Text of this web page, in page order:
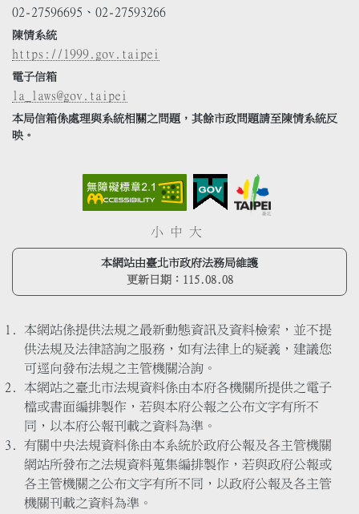
02-27596695、02-27593266
陳情系統
https://1999.gov.taipei
電子信箱
la_laws@gov.taipei
本局信箱係處理與系統相關之問題，其餘市政問題請至陳情系統反
映。
小 中 大
本網站由臺北市政府法務局維護
更新日期： 115.08.08
本網站係提供法規之最新動態資訊及資料檢索，並不提
供法規及法律諮詢之服務，如有法律上的疑義，建議您
可逕向發布法規之主管機關洽詢。
本網站之臺北市法規資料係由本府各機關所提供之電子
檔或書面編排製作，若與本府公報之公布文字有所不
同，以本府公報刊載之資料為準。
有關中央法規資料係由本系統於政府公報及各主管機關
網站所發布之法規資料蒐集編排製作，若與政府公報或
各主管機關之公布文字有所不同，以政府公報及各主管
機關刊載之資料為準。